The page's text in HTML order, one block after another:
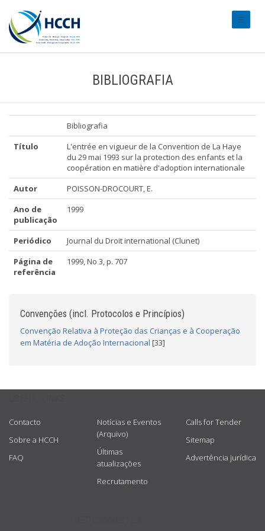
BIBLIOGRAFIA
Bibliografia
Título
L'entrée en vigueur de la Convention de La Haye
du 29 mai 1993 sur la protection des enfants et la
coopération en matière d'adoption internationale
Autor
POISSON-DROCOURT, E.
Ano de
publicação
1999
Periódico
Journal du Droit international (Clunet)
Página de
referência
1999, No 3, p. 707
Convenções (incl. Protocolos e Princípios)
Convenção Relativa à Proteção das Crianças e à Cooperação
em Matéria de Adoção Internacional [33]
Contacto
Sobre a HCCH
FAQ
Notícias e Eventos
(Arquivo)
Últimas
atualizações
Recrutamento
Calls for Tender
Sitemap
Advertência jurídica